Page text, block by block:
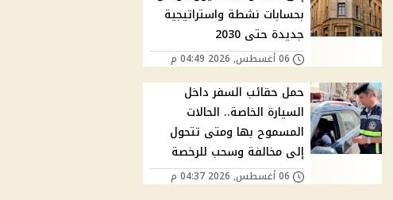
بحسابات نشطة واستراتيجية
جديدة حتى 2030
06 أغسطس, 2026 04:49 م
حمل حقائب السفر داخل
السيارة الخاصة.. الحالات
المسموح بها ومتى تتحول
إلى مخالفة وسحب للرخصة
06 أغسطس, 2026 04:37 م